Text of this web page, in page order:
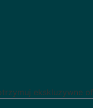
ekskluzywne